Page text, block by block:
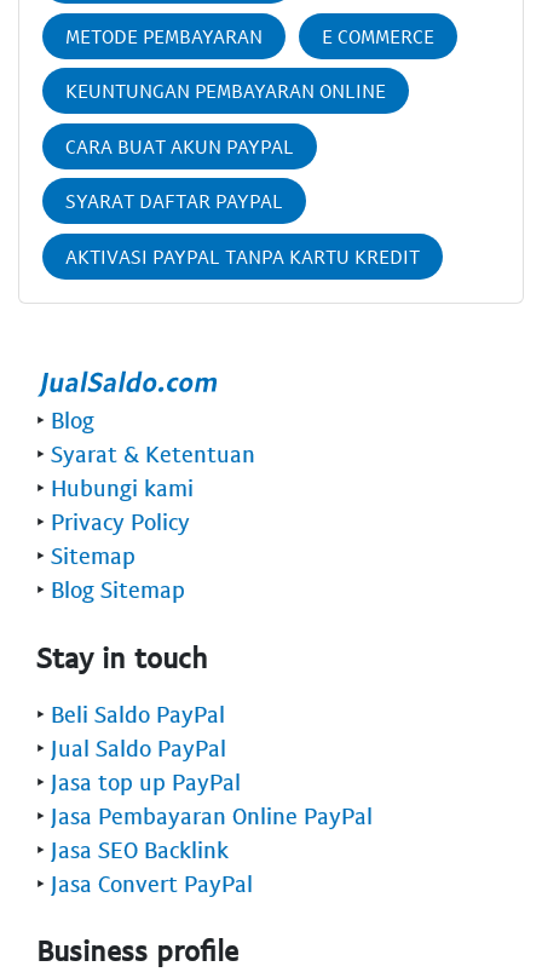
METODE PEMBAYARAN E COMMERCE
KEUNTUNGAN PEMBAYARAN ONLINE
CARA BUAT AKUN PAYPAL
SYARAT DAFTAR PAYPAL
AKTIVASI PAYPAL TANPA KARTU KREDIT
‣ Blog
‣ Syarat & Ketentuan
‣ Hubungi kami
‣ Privacy Policy
‣ Sitemap
‣ Blog Sitemap
Stay in touch
‣ Beli Saldo PayPal
‣ Jual Saldo PayPal
‣ Jasa top up PayPal
‣ Jasa Pembayaran Online PayPal
‣ Jasa SEO Backlink
‣ Jasa Convert PayPal
Business profile